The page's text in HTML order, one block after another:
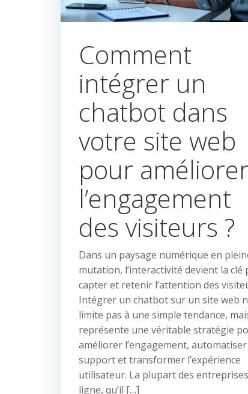
Comment
intégrer un
chatbot dans
votre site web
pour améliorer
l’engagement
des visiteurs ?
Dans un paysage numérique en
mutation, l’interactivité devient la clé
capter et retenir l’attention des
Intégrer un chatbot sur un site web
limite pas à une simple tendance,
représente une véritable stratégie
améliorer l’engagement,
support et transformer l’expérience
utilisateur. La plupart des
ligne, qu’il […]